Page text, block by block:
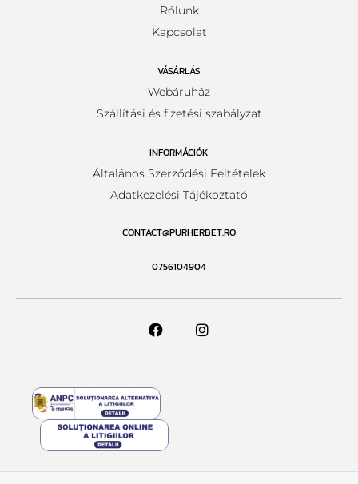
Rólunk
Kapcsolat
VÁSÁRLÁS
Webáruház
Szállítási és fizetési szabályzat
INFORMÁCIÓK
Általános Szerződési Feltételek
Adatkezelési Tájékoztató
CONTACT@PURHERBET.RO
0756104904